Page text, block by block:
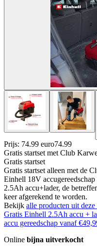
Prijs: 74.99 euro74.99
Gratis startset met Club
Gratis startset
Gratis startset alleen met de
Einhell 18V
2.5Ah accu+lader, de
keer afgerekend te worden.
Bekijk alle producten uit deze
Gratis Einhell 2.5Ah accu +
accu gereedschap vanaf
Online bijna uitverkocht